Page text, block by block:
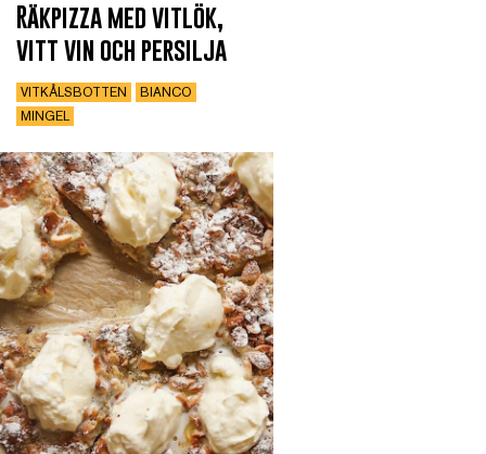
Räkpizza med vitlök,
vitt vin och persilja
VITKÅLSBOTTEN
BIANCO
MINGEL